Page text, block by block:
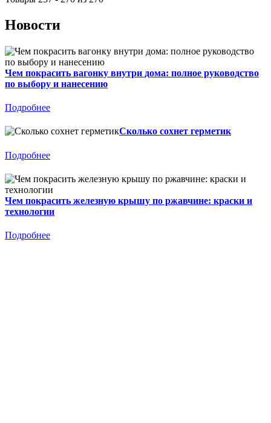
Новости
Чем покрасить вагонку внутри дома: полное руководство
по выбору и нанесению
Подробнее
Сколько сохнет герметик
Подробнее
Чем покрасить железную крышу по ржавчине: краски и
технологии
Подробнее